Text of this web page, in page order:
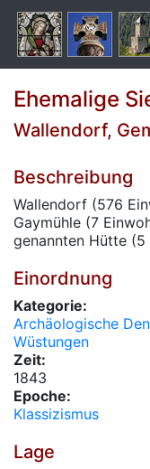
Ehemalige
Wallendorf,
Beschreibung
Wallendorf (576
Gaymühle (7
genannten Hütte (5
Einordnung
Kategorie:
Archäologische
Wüstungen
Zeit:
1843
Epoche:
Klassizismus
Lage